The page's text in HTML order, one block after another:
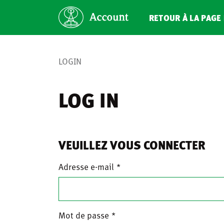
RETOUR À LA
LOGIN
LOG IN
VEUILLEZ VOUS CONNECTER
Adresse e-mail
Mot de passe